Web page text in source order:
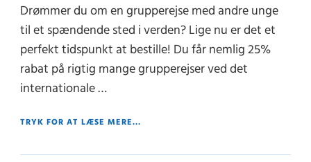
Drømmer du om en grupperejse med andre unge
til et spændende sted i verden? Lige nu er det et
perfekt tidspunkt at bestille! Du får nemlig 25%
rabat på rigtig mange grupperejser ved det
internationale …
TRYK FOR AT LÆSE MERE...